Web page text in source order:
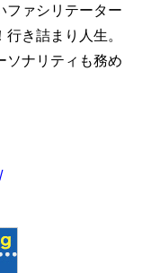
ファシリテーター
き詰まり人生。
ソナリティも務め